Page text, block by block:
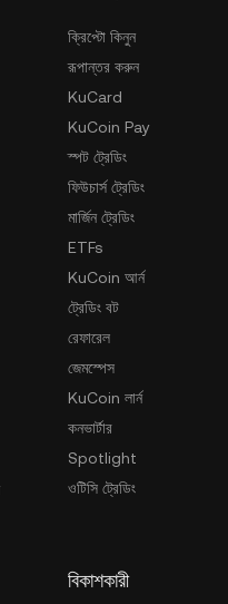
ক্রিপ্টো কিনুন
রূপান্তর করুন
KuCard
KuCoin Pay
স্পট ট্রেডিং
ফিউচার্স ট্রেডিং
মার্জিন ট্রেডিং
ETFs
KuCoin আর্ন
ট্রেডিং বট
রেফারেল
জেমস্পেস
KuCoin লার্ন
কনভার্টার
Spotlight
ওটিসি ট্রেডিং
বিকাশকারী